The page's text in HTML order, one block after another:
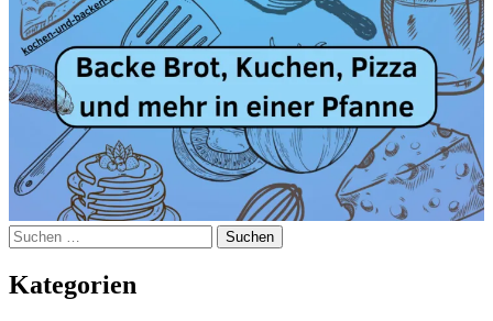
Suchen
nach:
Kategorien